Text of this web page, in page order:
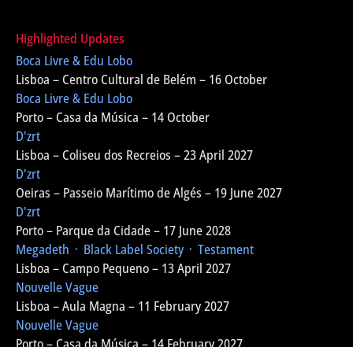
Highlighted Updates
Boca Livre & Edu Lobo
Lisboa – Centro Cultural de Belém – 16 October
Boca Livre & Edu Lobo
Porto – Casa da Música – 14 October
D'zrt
Lisboa – Coliseu dos Recreios – 23 April 2027
D'zrt
Oeiras – Passeio Marítimo de Algés – 19 June 2027
D'zrt
Porto – Parque da Cidade – 17 June 2028
Megadeth ᛫ Black Label Society ᛫ Testament
Lisboa – Campo Pequeno – 13 April 2027
Nouvelle Vague
Lisboa – Aula Magna – 11 February 2027
Nouvelle Vague